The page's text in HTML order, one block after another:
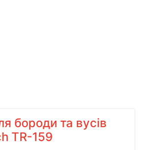
бороди та вусів
TR-159